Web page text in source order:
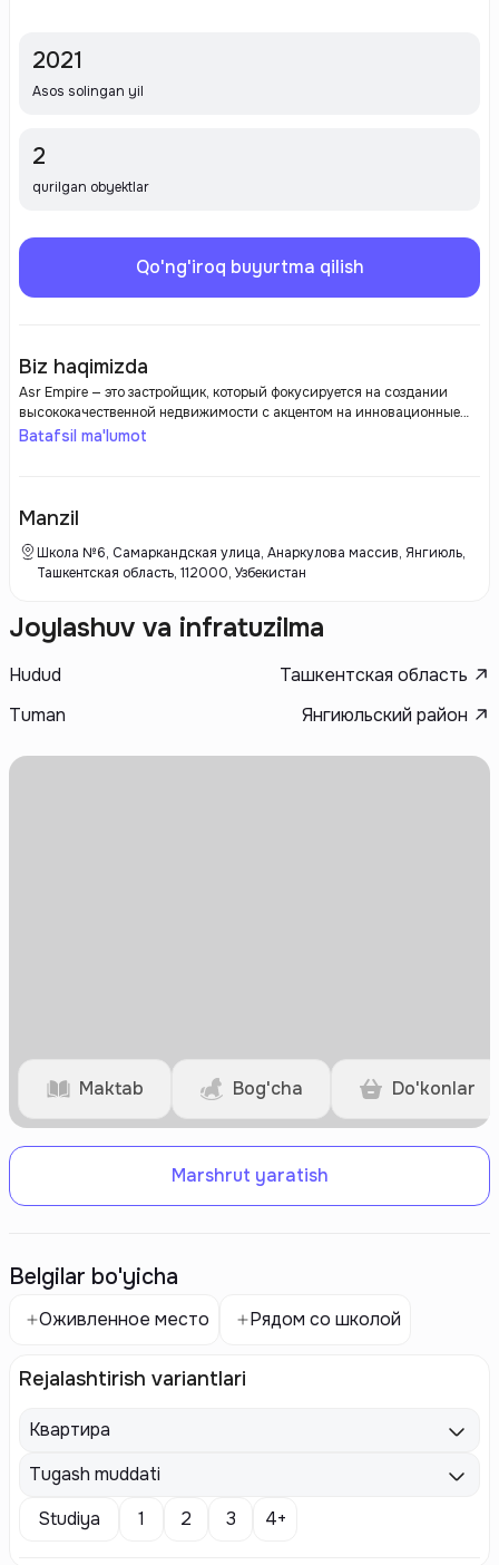
2021
Asos solingan yil
2
qurilgan obyektlar
Qo'ng'iroq buyurtma qilish
Biz haqimizda
Asr Empire — это застройщик, который фокусируется на создании
высококачественной недвижимости с акцентом на инновационные
решения и комфорт жителей. Компания реализует проекты в сфере
отвечает высоким стандартам и требованиям своих клиентов.
Batafsil ma'lumot
Manzil
Школа №6, Самаркандская улица, Анаркулова массив, Янгиюль,
Ташкентская область, 112000, Узбекистан
Joylashuv va infratuzilma
Hudud
Ташкентская область
Tuman
Янгиюльский район
Maktab Bog'cha Do'konlar
Marshrut yaratish
Belgilar bo'yicha
Оживленное место Рядом со школой
Rejalashtirish variantlari
Квартира
Tugash muddati
Studiya
1 2 3 4+